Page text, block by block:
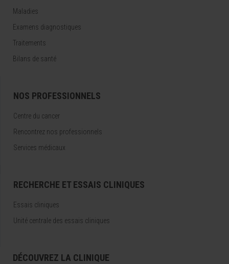
Maladies
Examens diagnostiques
Traitements
Bilans de santé
NOS PROFESSIONNELS
Centre du cancer
Rencontrez nos professionnels
Services médicaux
RECHERCHE ET ESSAIS CLINIQUES
Essais cliniques
Unité centrale des essais cliniques
DÉCOUVREZ LA CLINIQUE